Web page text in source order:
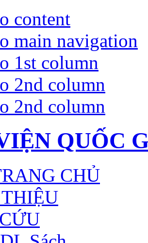
content
main navigation
1st column
2nd column
2nd column
QUỐC
CHỦ